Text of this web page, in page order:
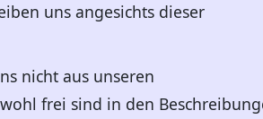
uns angesichts dieser
nicht aus unseren
frei sind in den